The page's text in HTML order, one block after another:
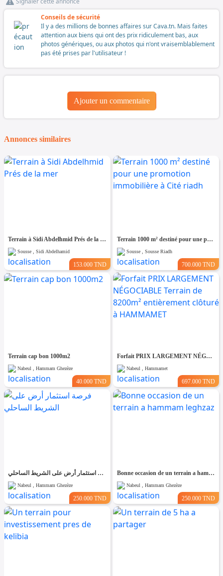
Conseils de sécurité
Il y a des millions de bonnes affaires sur Cava.tn. Mais faites
attention aux biens qui ont des prix ridiculement bas, aux
photos génériques, ou aux photos qui n'ont vraisemblablement
pas été prises par l'utilisateur !
Ajouter un commentaire
Annonces similaires
Terrain à Sidi Abdelhmid Prés de la mer
Sousse , Sidi Abdelhamid
153.000 TND
Terrain 1000 m² destiné pour une promotion immobilière à Cité riadh
Sousse , Sousse Riadh
700.000 TND
Terrain cap bon 1000m2
Nabeul , Hammam Ghezèze
40.000 TND
Forfait PRIX LARGEMENT NÉGOCIABLE Terrain de 8200m² entièrement clôturé à HAMMAMET
Nabeul , Hammamet
697.000 TND
فرصة استثمار أرض على الشريط الساحلي
Nabeul , Hammam Ghezèze
250.000 TND
Bonne occasion de un terrain a hammam leghzaz
Nabeul , Hammam Ghezèze
250.000 TND